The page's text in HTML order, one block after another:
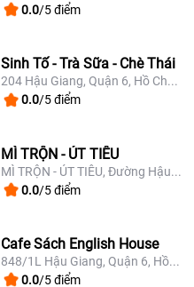
0.0/5 điểm
Sinh Tố - Trà Sữa - Chè Thái
204 Hậu Giang, Quận 6, Hồ Ch...
0.0/5 điểm
MÌ TRỘN - ÚT TIÊU
MÌ TRỘN - ÚT TIÊU, Đường Hậu...
0.0/5 điểm
Cafe Sách English House
848/1L Hậu Giang, Quận 6, Hồ...
0.0/5 điểm